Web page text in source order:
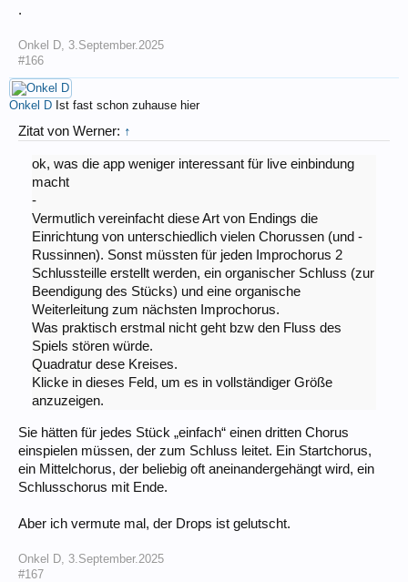
.
Onkel D, 3.September.2025
#166
Onkel D Ist fast schon zuhause hier
Zitat von Werner: ↑
ok, was die app weniger interessant für live einbindung
macht
-
Vermutlich vereinfacht diese Art von Endings die
Einrichtung von unterschiedlich vielen Chorussen (und -
Russinnen). Sonst müssten für jeden Improchorus 2
Schlussteille erstellt werden, ein organischer Schluss (zur
Beendigung des Stücks) und eine organische
Weiterleitung zum nächsten Improchorus.
Was praktisch erstmal nicht geht bzw den Fluss des
Spiels stören würde.
Quadratur dese Kreises.
Klicke in dieses Feld, um es in vollständiger Größe
anzuzeigen.
Sie hätten für jedes Stück „einfach“ einen dritten Chorus
einspielen müssen, der zum Schluss leitet. Ein Startchorus,
ein Mittelchorus, der beliebig oft aneinandergehängt wird, ein
Schlusschorus mit Ende.
Aber ich vermute mal, der Drops ist gelutscht.
Onkel D 3.September.2025
#167